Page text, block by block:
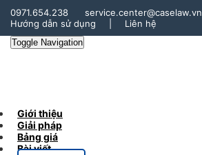
0971.654.238
service.center@caselaw.vn
Hướng dẫn sử dụng
Liên hệ
Toggle Navigation
Giới thiệu
Giải pháp
Bảng giá
Bài viết